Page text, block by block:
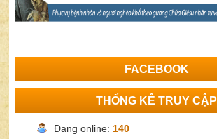
FACEBOOK
THỐNG KÊ TRUY CẬP
Đang online:140